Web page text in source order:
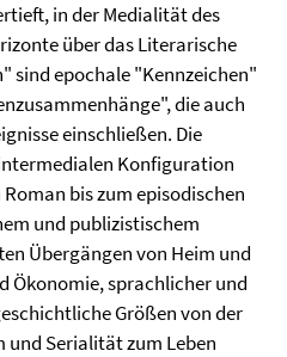
in der Medialität des
über das Literarische
sind epochale "Kennzeichen"
die auch
einschließen. Die
Konfiguration
bis zum episodischen
und publizistischem
Übergängen von Heim und
Ökonomie, sprachlicher und
Größen von der
und Serialität zum Leben